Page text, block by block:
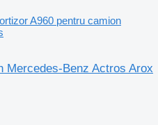
A960 pentru camion
Mercedes-Benz Actros Arox